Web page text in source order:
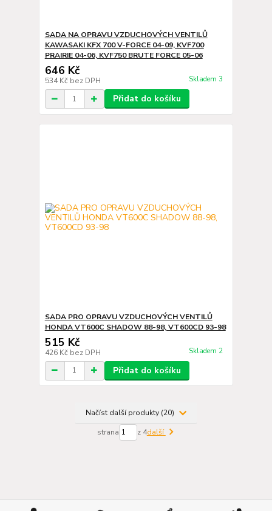
SADA NA OPRAVU VZDUCHOVÝCH VENTILŮ
KAWASAKI KFX 700 V-FORCE 04-09, KVF700
PRAIRIE 04-06, KVF750 BRUTE FORCE 05-06
646 Kč
534 Kč bez DPH Skladem 3
Přidat do košíku
SADA PRO OPRAVU VZDUCHOVÝCH VENTILŮ
HONDA VT600C SHADOW 88-98, VT600CD 93-98
515 Kč
426 Kč bez DPH Skladem 2
Přidat do košíku
Načíst další produkty (20)
strana z 4další